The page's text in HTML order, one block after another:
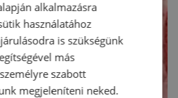
alkalmazásra
használatához
is szükségünk
más
szabott
megjeleníteni neked.